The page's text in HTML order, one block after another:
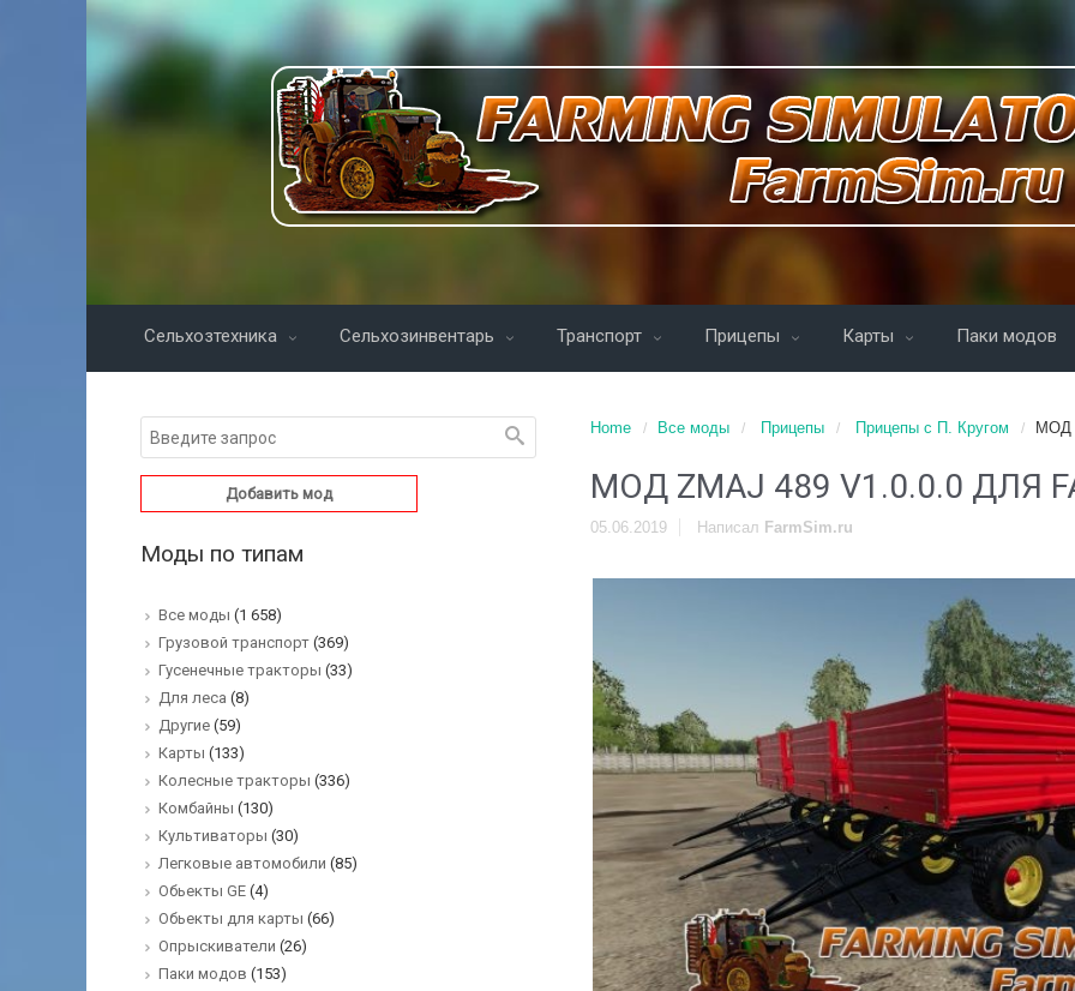
Сельхозтехника Сельхозинвентарь Транспорт Прицепы Карты Паки модов
Home Все моды Прицепы Прицепы с П. Кругом МОД
МОД ZMAJ 489 V1.0.0.0 ДЛЯ
05.06.2019 Написал FarmSim.ru
Добавить мод
Моды по типам
Все моды (1 658)
Грузовой транспорт (369)
Гусенечные тракторы (33)
Для леса (8)
Другие (59)
Карты (133)
Колесные тракторы (336)
Комбайны (130)
Культиваторы (30)
Легковые автомобили (85)
Обьекты GE (4)
Обьекты для карты (66)
Опрыскиватели (26)
Паки модов (153)